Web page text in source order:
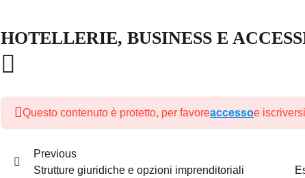
HOTELLERIE, BUSINESS E
Questo contenuto è protetto, per favoreaccessoe
Previous
Strutture giuridiche e opzioni imprenditoriali